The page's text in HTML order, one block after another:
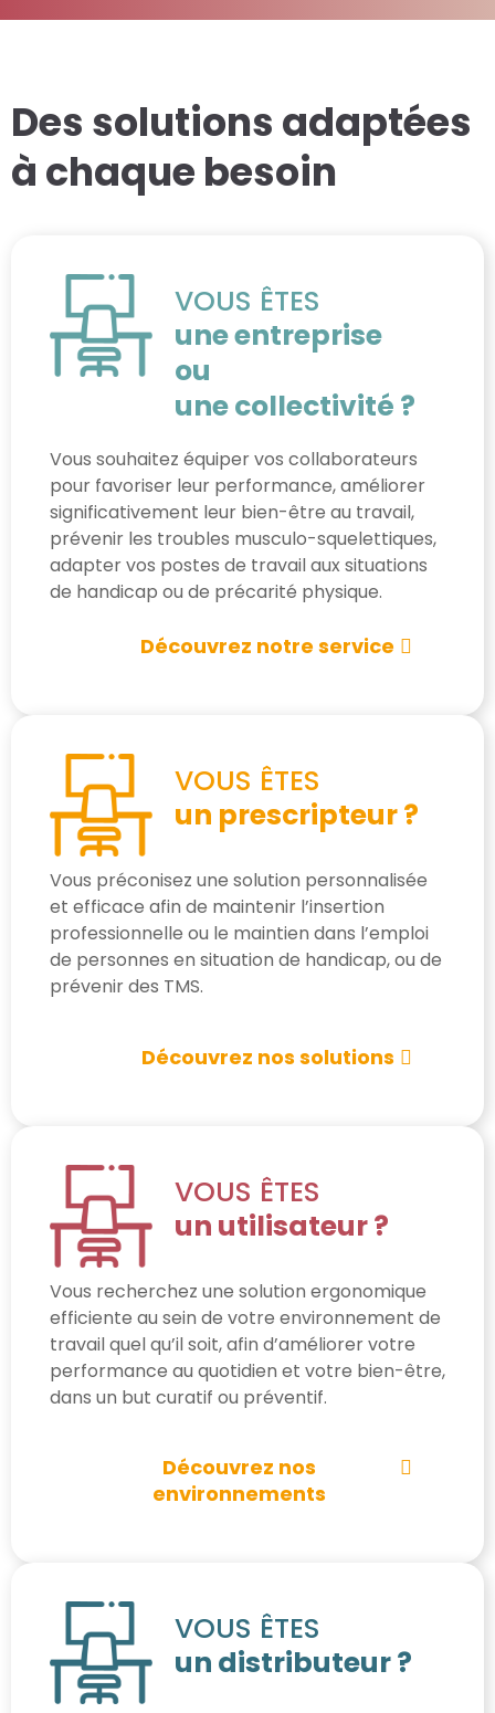
Des solutions adaptées
à chaque besoin
VOUS ÊTES
une entreprise
ou
une collectivité ?
Vous souhaitez équiper vos collaborateurs
pour favoriser leur performance, améliorer
significativement leur bien-être au travail,
prévenir les troubles musculo-squelettiques,
adapter vos postes de travail aux situations
de handicap ou de précarité physique.
Découvrez notre service
VOUS ÊTES
un prescripteur ?
Vous préconisez une solution personnalisée
et efficace afin de maintenir l’insertion
professionnelle ou le maintien dans l’emploi
de personnes en situation de handicap, ou de
prévenir des TMS.
Découvrez nos solutions
VOUS ÊTES
un utilisateur ?
Vous recherchez une solution ergonomique
efficiente au sein de votre environnement de
travail quel qu’il soit, afin d’améliorer votre
performance au quotidien et votre bien-être,
dans un but curatif ou préventif.
Découvrez nos
environnements
VOUS ÊTES
un distributeur ?